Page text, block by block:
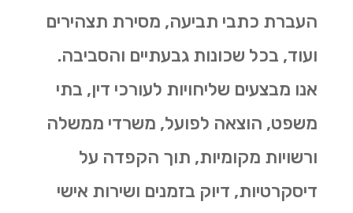
העברת כתבי תביעה, מסירת תצהירים
ועוד, בכל שכונות גבעתיים והסביבה.
אנו מבצעים שליחויות לעורכי דין, בתי
משפט, הוצאה לפועל, משרדי ממשלה
ורשויות מקומיות, תוך הקפדה על
דיסקרטיות, דיוק בזמנים ושירות אישי